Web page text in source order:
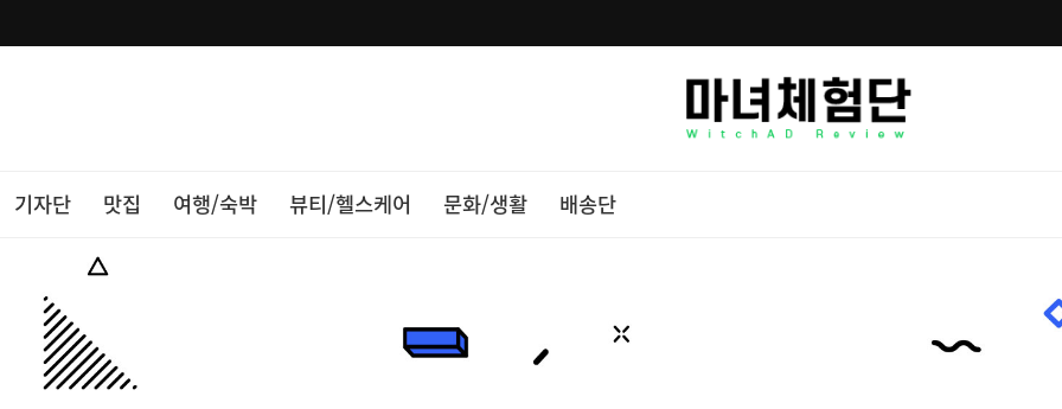
기자단 맛집 여행/숙박 뷰티/헬스케어 문화/생활 배송단